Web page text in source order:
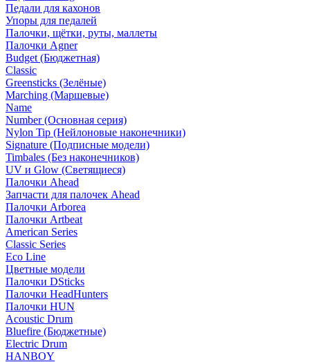
Педали для кахонов
Упоры для педалей
Палочки, щётки, руты, маллеты
Палочки Agner
Budget (Бюджетная)
Classic
Greensticks (Зелёные)
Marching (Маршевые)
Name
Number (Основная серия)
Nylon Tip (Нейлоновые наконечники)
Signature (Подписные модели)
Timbales (Без наконечников)
UV и Glow (Светящиеся)
Палочки Ahead
Запчасти для палочек Ahead
Палочки Arborea
Палочки Artbeat
American Series
Classic Series
Eco Line
Цветные модели
Палочки DSticks
Палочки HeadHunters
Палочки HUN
Acoustic Drum
Bluefire (Бюджетные)
Electric Drum
HANBOY